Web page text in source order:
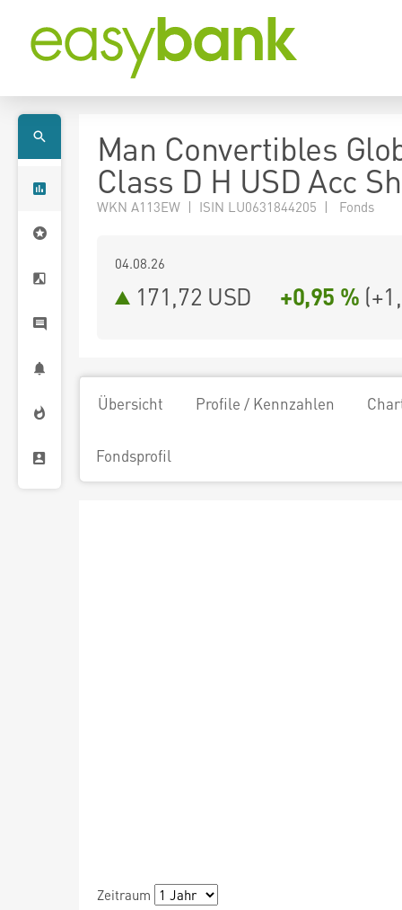
Man Convertibles
Class D H USD Acc
WKN A113EW | ISIN LU0631844205 | Fonds
04.08.26
171,72 USD +0,95 % (
Übersicht Profile / Kennzahlen
Fondsprofil
Zeitraum